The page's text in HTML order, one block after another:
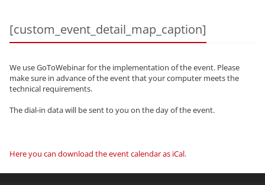
[custom_event_detail_map_caption]
We use GoToWebinar for the implementation of the event. Please
make sure in advance of the event that your computer meets the
technical requirements.
The dial-in data will be sent to you on the day of the event.
Here you can download the event calendar as iCal.